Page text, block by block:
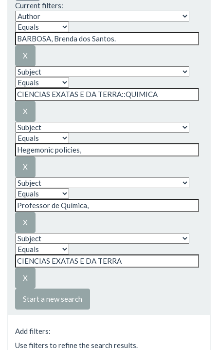
Current filters:
Start a new search
Add filters:
Use filters to refine the search results.